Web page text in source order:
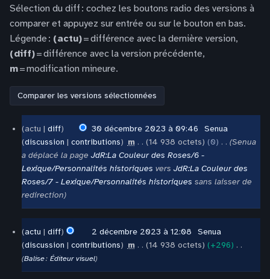
Sélection du diff : cochez les boutons radio des versions à
comparer et appuyez sur entrée ou sur le bouton en bas.
Légende : (actu)= différence avec la dernière version,
(diff)= différence avec la version précédente,
m= modification mineure.
décembre
2023
actu diff 30 décembre 2023 à 09:46
Senua
discussion
contributions m 14 938 octets 0
Senua
a déplacé la page JdR:La Couleur des Roses/6 -
Lexique/Personnalités historiques vers JdR:La Couleur des
Roses/7 - Lexique/Personnalités historiques sans laisser de
redirection
décembre
2023
actu diff 2 décembre 2023 à 12:08
Senua
discussion
contributions m 14 938 octets +296
A
u
Balise: Éditeur visuel